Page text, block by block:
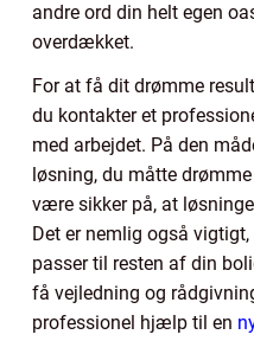
andre ord din helt egen
overdækket.
For at få dit drømme
du kontakter et
med arbejdet. På den
løsning, du måtte
være sikker på, at
Det er nemlig også
passer til resten af din
få vejledning og
professionel hjælp til en